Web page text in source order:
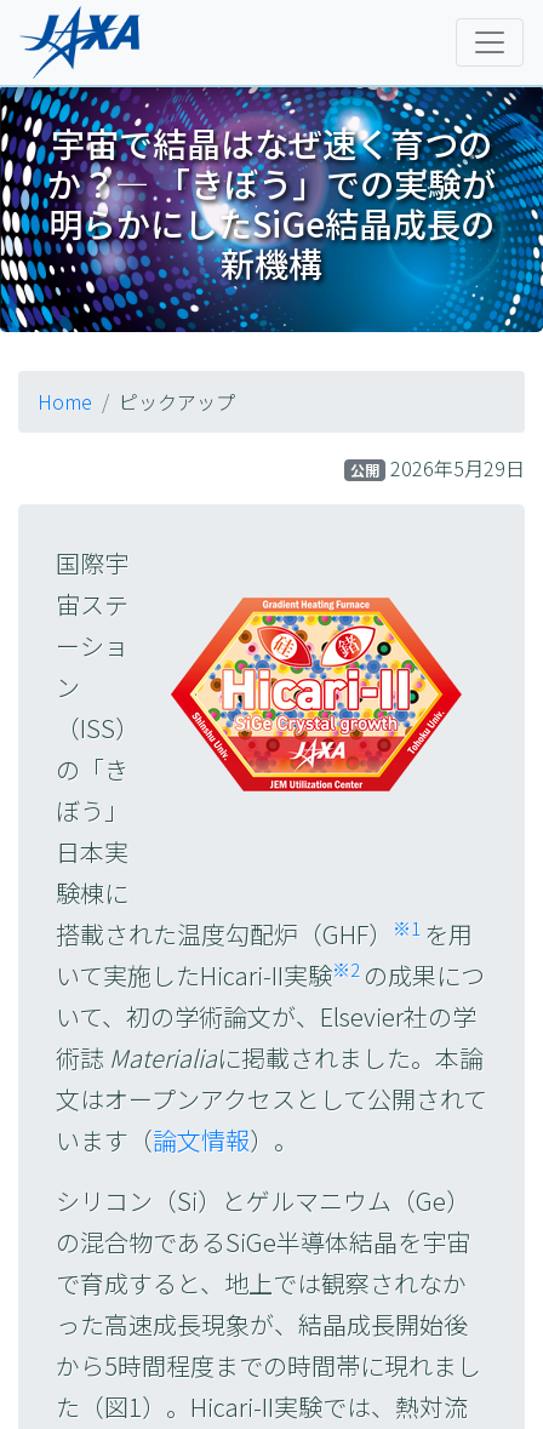
宇宙で結晶はなぜ速く育つの
か？― 「きぼう」での実験が
明らかにしたSiGe結晶成長の
新機構
Home ピックアップ
公開 2026年5月29日
国際宇
宙ステ
ーショ
ン
（ISS）
の「き
ぼう」
日本実
験棟に
搭載された温度勾配炉（GHF）
※1 を用
いて実施したHicari-II実験※2 の成果につ
いて、初の学術論文が、Elsevier社の学
術誌 Materialiaに掲載されました。本論
文はオープンアクセスとして公開されて
います（論文情報）。
シリコン（Si）とゲルマニウム（Ge）
の混合物であるSiGe半導体結晶を宇宙
で育成すると、地上では観察されなか
った高速成長現象が、結晶成長開始後
から5時間程度までの時間帯に現れまし
た（図1）。Hicari-II実験では、熱対流